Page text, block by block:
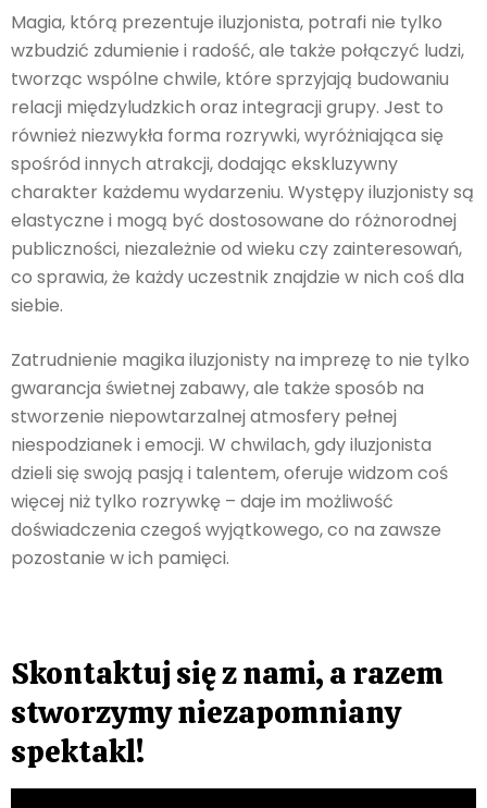
Magia, którą prezentuje iluzjonista, potrafi nie tylko
wzbudzić zdumienie i radość, ale także połączyć ludzi,
tworząc wspólne chwile, które sprzyjają budowaniu
relacji międzyludzkich oraz integracji grupy. Jest to
również niezwykła forma rozrywki, wyróżniająca się
spośród innych atrakcji, dodając ekskluzywny
charakter każdemu wydarzeniu. Występy iluzjonisty są
elastyczne i mogą być dostosowane do różnorodnej
publiczności, niezależnie od wieku czy zainteresowań,
co sprawia, że każdy uczestnik znajdzie w nich coś dla
siebie.
Zatrudnienie magika iluzjonisty na imprezę to nie tylko
gwarancja świetnej zabawy, ale także sposób na
stworzenie niepowtarzalnej atmosfery pełnej
niespodzianek i emocji. W chwilach, gdy iluzjonista
dzieli się swoją pasją i talentem, oferuje widzom coś
więcej niż tylko rozrywkę – daje im możliwość
doświadczenia czegoś wyjątkowego, co na zawsze
pozostanie w ich pamięci.
Skontaktuj się z nami, a razem
stworzymy niezapomniany
spektakl!